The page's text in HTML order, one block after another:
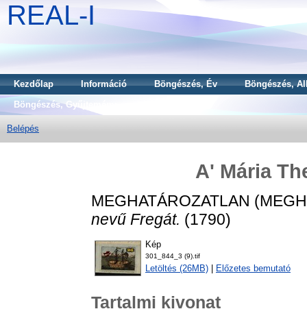
REAL-I
Kezdőlap Információ Böngészés, Év
Böngészés,
Böngészés, Gyűjtemény
Belépés
A' Mária
MEGHATÁROZATLAN
nevű Fregát. (1790)
Kép
301_844_3 (9).tif
Letöltés (26MB) Előzetes bemutató
Tartalmi kivonat